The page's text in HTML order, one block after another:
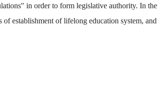
in order to form legislative authority. In the
establishment of lifelong education system, and